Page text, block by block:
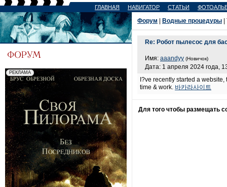
ГЛАВНАЯ НАВИГАТОР СТАТЬИ
Форум Водные процедуры
Re: Робот пылесос для
Имя: aaandyy (Новичок)
Дата: 1 апреля 2024 года,
I?ve recently started a
time & work. 바카라사이트
Для того чтобы размещать